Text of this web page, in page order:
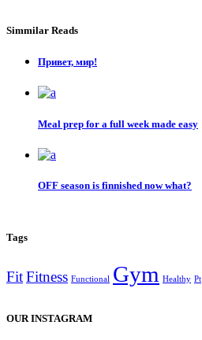
Simmilar Reads
Привет, мир!
Meal prep for a full week made easy
OFF season is finnished now what?
Tags
FitFitness Functional Gym Healthy Pt
OUR INSTAGRAM